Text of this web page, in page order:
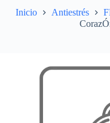
Inicio Antiestrés